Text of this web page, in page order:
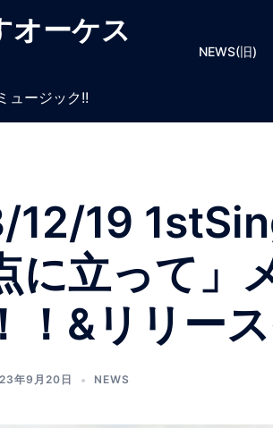
オーケス
ュージック!!
NEWS(旧)
19
に立って」
！&リリー
年9月20日 NEWS